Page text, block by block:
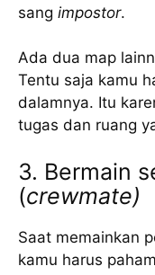
sang impostor.
Ada dua map
Tentu saja kamu
dalamnya. Itu
tugas dan ruang
3. Bermain
(crewmate)
Saat memainkan
kamu harus